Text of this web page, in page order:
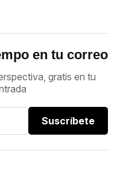
en tu correo
gratis en tu
Suscríbete